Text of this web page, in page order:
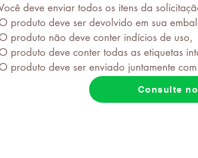
deve enviar todos os itens da
produto deve ser devolvido em sua
produto não deve conter indícios de uso,
produto deve conter todas as etiquetas
produto deve ser enviado juntamente
Consulte